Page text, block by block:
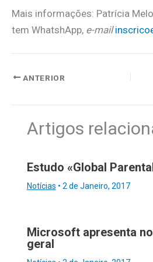
Mais informações: Patrícia
tem WhatshApp, e-mail
ANTERIOR
Artigos
Estudo «Global
Notícias • 2 de Janeiro, 2017
Microsoft apresenta
geral